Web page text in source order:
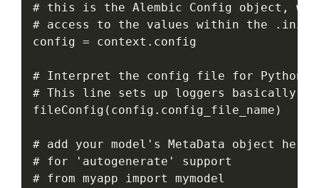
# this is the Alembic Config object,
# access to the values within the .ini
config = context.config
# Interpret the config file for Python
# This line sets up loggers basically.
fileConfig(config.config_file_name)
# add your model's MetaData object here
# for 'autogenerate' support
# from myapp import mymodel